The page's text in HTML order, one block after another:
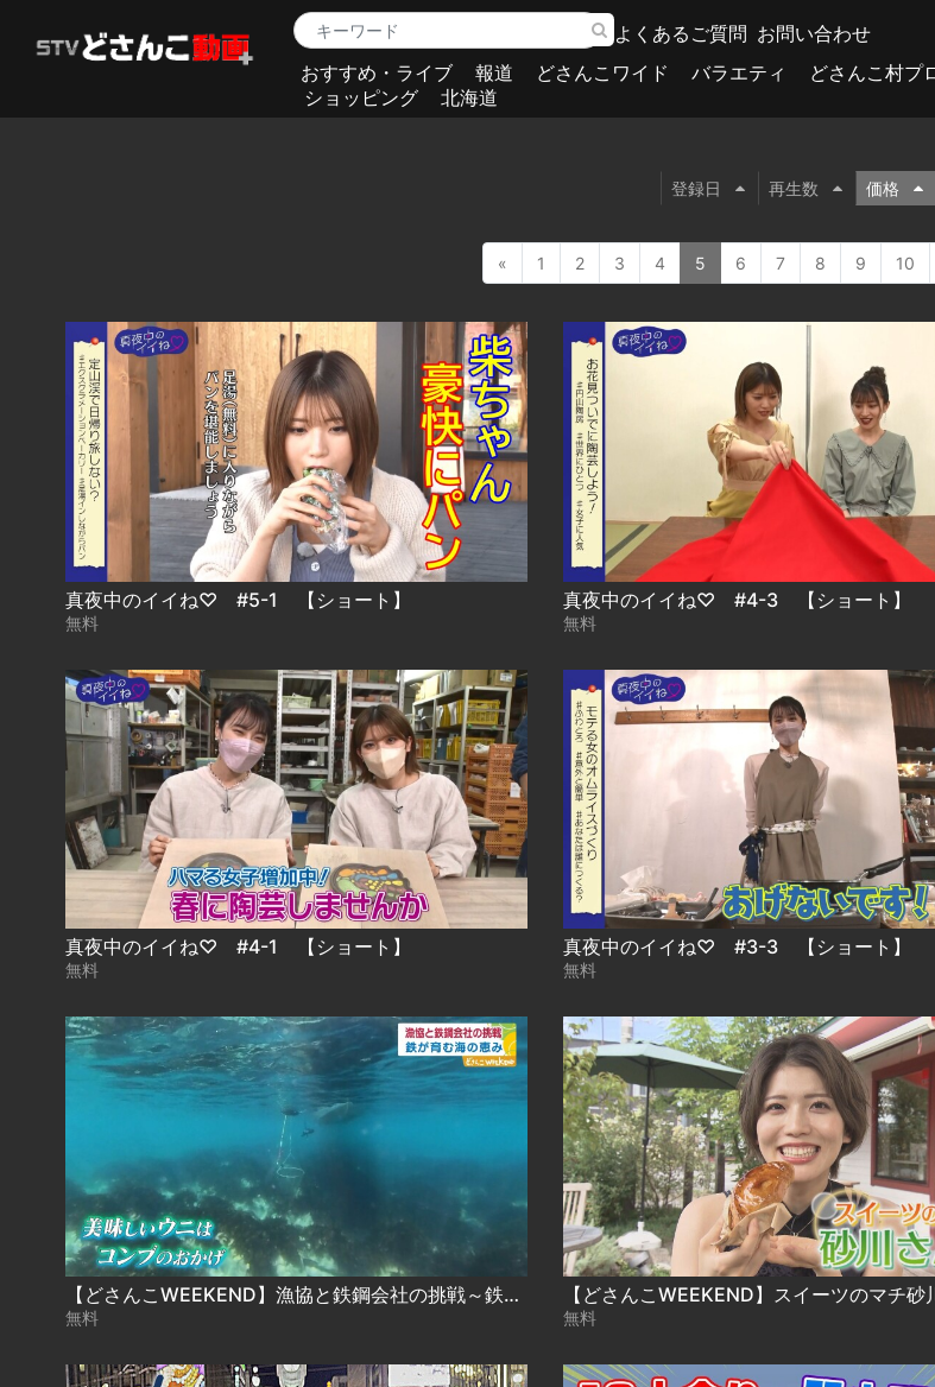
よくあるご質問 お問い合わせ
おすすめ・ライブ 報道 どさんこワイド バラエティ どさんこ村プ
ショッピング
北海道
登録日 再生数 価格
« 1 2 3 4 5 6 7 8 9 10
真夜中のイイね♡ #5-1 【ショート】
無料
真夜中のイイね♡ #4-3 【ショート】
無料
真夜中のイイね♡ #4-1 【ショート】
無料
真夜中のイイね♡ #3-3 【ショート】
無料
【どさんこWEEKEND】漁協と鉄鋼会社の挑戦～鉄が育む海の恵み～
無料
【どさんこWEEKEND】スイーツのマチ砂
無料